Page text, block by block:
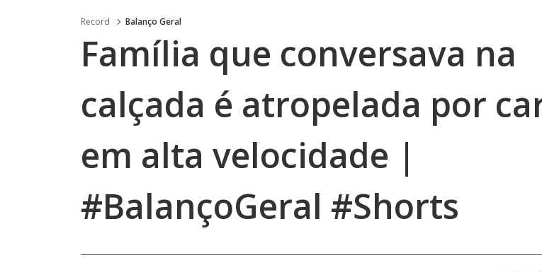
Record Balanço Geral
Família que conversava na
calçada é atropelada por
em alta velocidade |
#BalançoGeral #Shorts